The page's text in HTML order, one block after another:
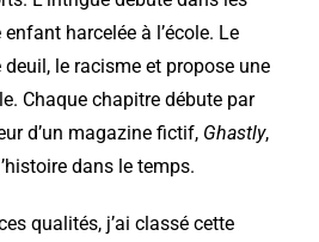
harcelée à l’école. Le
le racisme et propose une
Chaque chapitre débute par
d’un magazine fictif, Ghastly,
dans le temps.
qualités, j’ai classé cette